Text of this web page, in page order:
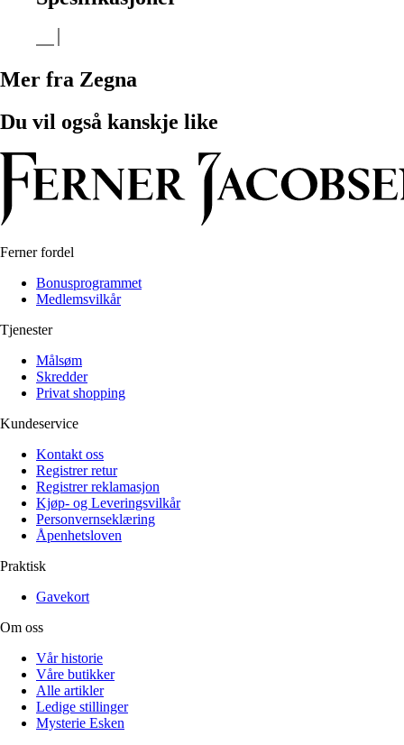
Mer fra Zegna
Du vil også kanskje like
Ferner fordel
Bonusprogrammet
Medlemsvilkår
Tjenester
Målsøm
Skredder
Privat shopping
Kundeservice
Kontakt oss
Registrer retur
Registrer reklamasjon
Kjøp- og Leveringsvilkår
Personvernseklæring
Åpenhetsloven
Praktisk
Gavekort
Om oss
Vår historie
Våre butikker
Alle artikler
Ledige stillinger
Mysterie Esken